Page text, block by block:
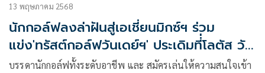
13 พฤษภาคม 2568
นักกอล์ฟลงล่าฝันสู่เอเชี่ยนมิกซ์ฯ ร่วม
แข่ง'ทรัสต์กอล์ฟวันเดย์ฯ' ประเดิมที่่โลตัส วัล
เลย์ฯ
บรรดานักกอล์ฟทั้งระดับอาชีพ และ สมัครเล่นให้ความสนใจเข้า